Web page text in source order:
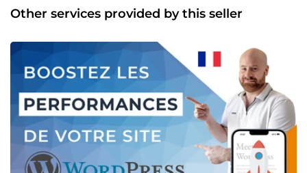
installation de thèmes premium WordPress (Divi, Astra
Pro, OceanWP, etc.) Nettoyage de vos listes d’adresses
marketing. Accès à des bases de données d’emails ciblées
pour booster votre prospection BtoB. Et bien d'autres
services Je suis engagé à fournir un travail de qualité,
dans le respect des délais et de vos attentes. Pour toute
demande ou question, n’hésitez pas à me contacter. Je me
ferai un plaisir de vous répondre rapidement et de discuter
ensemble de vos projets !
Other services provided by this seller